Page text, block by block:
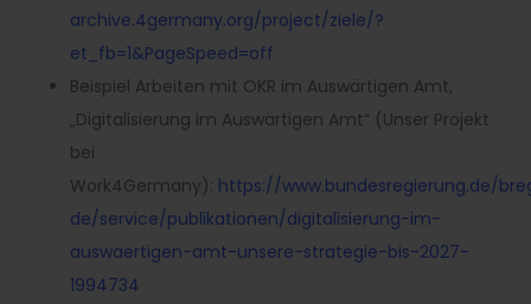
archive.4germany.org/project/ziele/?
et_fb=1&PageSpeed=off
Beispiel Arbeiten mit OKR im Auswärtigen Amt,
„Digitalisierung im Auswärtigen Amt“ (Unser Projekt
bei
Work4Germany): https://www.bundesregierung.de/
de/service/publikationen/digitalisierung-im-
auswaertigen-amt-unsere-strategie-bis-2027-
1994734